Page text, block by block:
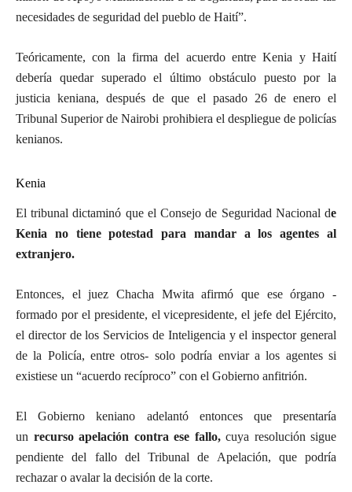
necesidades de seguridad del pueblo de Haití”.
Teóricamente, con la firma del acuerdo entre Kenia y Haití
debería quedar superado el último obstáculo puesto por la
justicia keniana, después de que el pasado 26 de enero el
Tribunal Superior de Nairobi prohibiera el despliegue de policías
kenianos.
Kenia
El tribunal dictaminó que el Consejo de Seguridad Nacional de
Kenia no tiene potestad para mandar a los agentes al
extranjero.
Entonces, el juez Chacha Mwita afirmó que ese órgano -
formado por el presidente, el vicepresidente, el jefe del Ejército,
el director de los Servicios de Inteligencia y el inspector general
de la Policía, entre otros- solo podría enviar a los agentes si
existiese un “acuerdo recíproco” con el Gobierno anfitrión.
El Gobierno keniano adelantó entonces que presentaría
un recurso apelación contra ese fallo,cuya resolución sigue
pendiente del fallo del Tribunal de Apelación, que podría
rechazar o avalar la decisión de la corte.